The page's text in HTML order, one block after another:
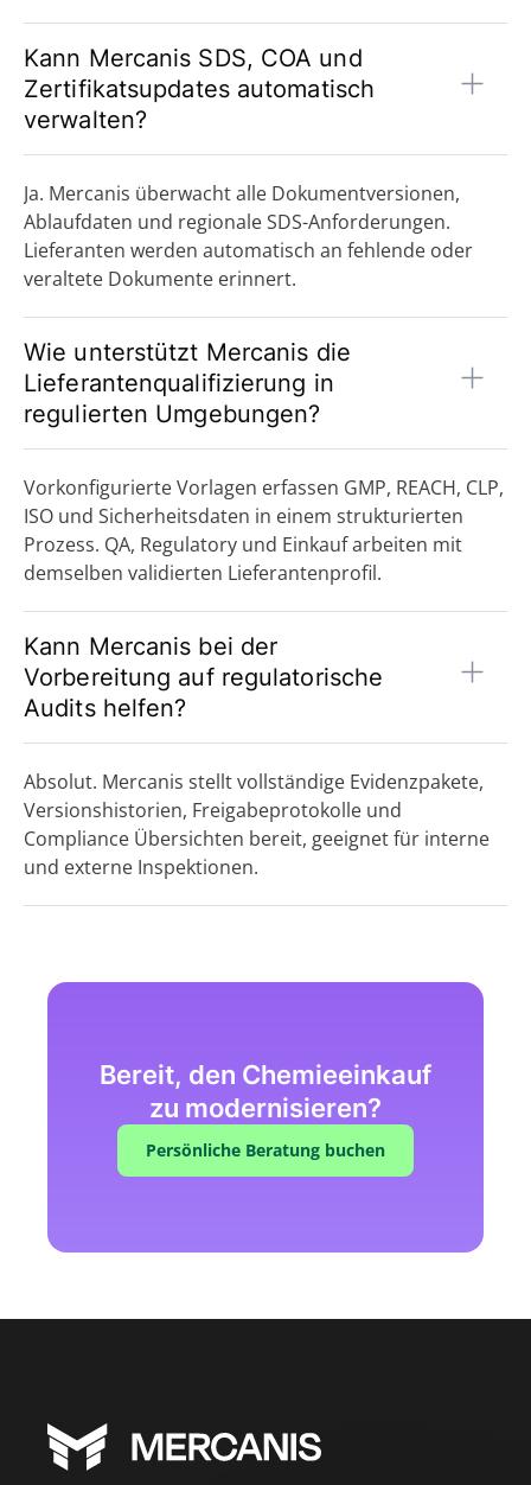
Kann Mercanis SDS, COA und
Zertifikatsupdates automatisch
verwalten?
Ja. Mercanis überwacht alle Dokumentversionen,
Ablaufdaten und regionale SDS-Anforderungen.
Lieferanten werden automatisch an fehlende oder
veraltete Dokumente erinnert.
Wie unterstützt Mercanis die
Lieferantenqualifizierung in
regulierten Umgebungen?
Vorkonfigurierte Vorlagen erfassen GMP, REACH, CLP,
ISO und Sicherheitsdaten in einem strukturierten
Prozess. QA, Regulatory und Einkauf arbeiten mit
demselben validierten Lieferantenprofil.
Kann Mercanis bei der
Vorbereitung auf regulatorische
Audits helfen?
Absolut. Mercanis stellt vollständige Evidenzpakete,
Versionshistorien, Freigabeprotokolle und
Compliance Übersichten bereit, geeignet für interne
und externe Inspektionen.
Bereit, den Chemieeinkauf
zu modernisieren?
Persönliche Beratung buchen